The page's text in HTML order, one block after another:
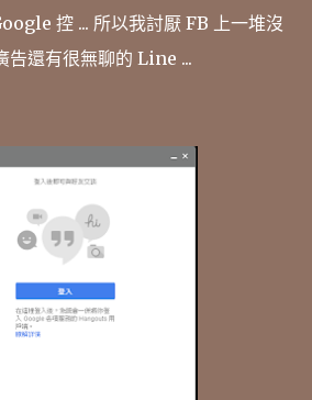
控 ... 所以我討厭 FB 上一堆沒
告還有很無聊的 Line ...